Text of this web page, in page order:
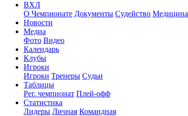
ВХЛ
О Чемпионате Документы Судейство Медицина
Новости
Медиа
Фото Видео
Календарь
Клубы
Игроки
Игроки Тренеры Судьи
Таблицы
Рег. чемпионат Плей-офф
Статистика
Лидеры Личная Командная